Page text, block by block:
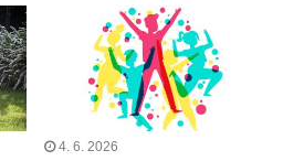
4. 6. 2026